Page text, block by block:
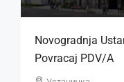
Novogradnja
Povracaj PDV/a